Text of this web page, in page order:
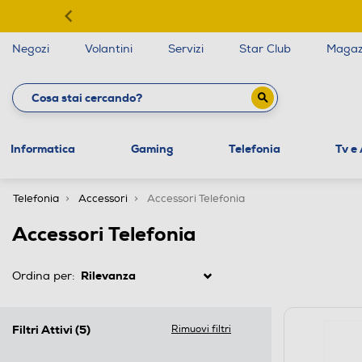
Negozi Volantini Servizi Star Club
Informatica Gaming Telefonia Tv e
Telefonia Accessori Accessori Telefonia
Accessori Telefonia
Ordina per:
Filtri Attivi (5) Rimuovi filtri